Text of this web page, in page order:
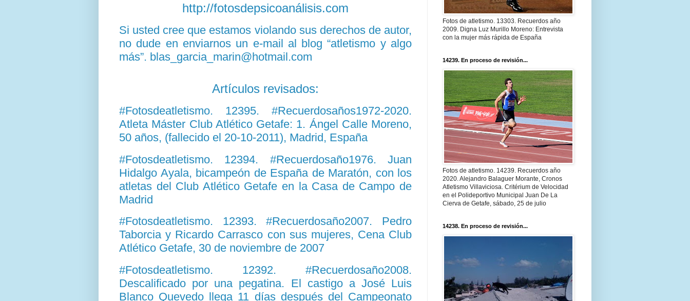
http://fotosdepsicoanálisis.com
Si usted cree que estamos violando sus derechos de autor,
no dude en enviarnos un e-mail al blog “atletismo y algo
más”. blas_garcia_marin@hotmail.com
Artículos revisados:
#Fotosdeatletismo. 12395. #Recuerdosaños1972-2020.
Atleta Máster Club Atlético Getafe: 1. Ángel Calle Moreno,
50 años, (fallecido el 20-10-2011), Madrid, España
#Fotosdeatletismo. 12394. #Recuerdosaño1976. Juan
Hidalgo Ayala, bicampeón de España de Maratón, con los
atletas del Club Atlético Getafe en la Casa de Campo de
Madrid
#Fotosdeatletismo. 12393. #Recuerdosaño2007. Pedro
Taborcia y Ricardo Carrasco con sus mujeres, Cena Club
Atlético Getafe, 30 de noviembre de 2007
#Fotosdeatletismo. 12392. #Recuerdosaño2008.
Descalificado por una pegatina. El castigo a José Luis
Blanco Quevedo llega 11 días después del Campeonato
Fotos de atletismo. 13303. Recuerdos año
2009. Digna Luz Murillo Moreno: Entrevista
con la mujer más rápida de España
14239. En proceso de revisión...
Fotos de atletismo. 14239. Recuerdos año
2020. Alejandro Balaguer Morante, Cronos
Atletismo Villaviciosa. Critérium de Velocidad
en el Polideportivo Municipal Juan De La
Cierva de Getafe, sábado, 25 de julio
14238. En proceso de revisión...